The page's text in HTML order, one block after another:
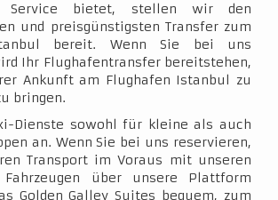
Service bietet, stellen wir den
und preisgünstigsten Transfer zum
bereit. Wenn Sie bei uns
Ihr Flughafentransfer bereitstehen,
Ankunft am Flughafen Istanbul zu
bringen.
Dienste sowohl für kleine als auch
an. Wenn Sie bei uns reservieren,
Transport im Voraus mit unseren
Fahrzeugen über unsere Plattform
Golden Galley Suites bequem, zum